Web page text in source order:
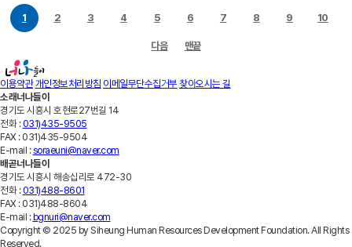
1 2 3 4 5 6 7 8 9 10
다음 맨끝
이용약관 개인정보처리방침 이메일무단수집거부 찾아오시는 길
소래너나들이
경기도 시흥시 호현로27번길 14
전화 :031)435-9505
FAX : 031)435-9504
E-mail :soraeuni@naver.com
배곧너나들이
경기도 시흥시 해송십리로 472-30
전화 :031)488-8601
FAX : 031)488-8604
E-mail :bgnuri@naver.com
Copyright © 2025 by Siheung Human Resources Development Foundation. All Rights
Reserved.